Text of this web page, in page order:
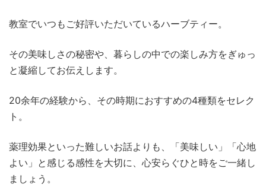
教室でいつもご好評いただいているハーブティー。
その美味しさの秘密や、暮らしの中での楽しみ方をぎゅっ
と凝縮してお伝えします。
20余年の経験から、その時期におすすめの4種類をセレク
ト。
薬理効果といった難しいお話よりも、「美味しい」「心地
よい」と感じる感性を大切に、心安らぐひと時をご一緒し
ましょう。